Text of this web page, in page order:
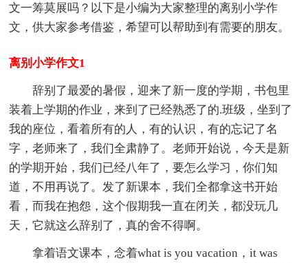
文一筹莫展吗？以下是小编为大家整理的离别小学作
文，供大家参考借鉴，希望可以帮助到有需要的朋友。
离别小学作文1
辞别了最爱的暑假，迎来了新一度的学期，书包里
装着上学期的作业，来到了已经熟悉了的.班级，坐到了
我的座位，看着所有的人，有的认识，有的忘记了名
字，老师来了，我们全肃静了。老师开始说，今天是新
的学期开始，我们已经八年了，要怎么学习，你们知
道，不用再说了。发了新课本，我们全都拿这书开始
看，而我在抱怨，这个假期我一直在闭关，都没玩几
天，它就这么辞别了，真的舍不得啊。
拿着语文课本，念着what is you vacation，it was